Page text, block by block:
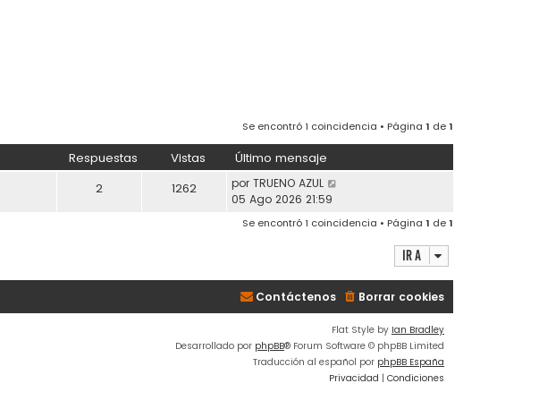
Se encontró 1 coincidencia • Página 1 de1
Respuestas Vistas Último mensaje
2 1262 por TRUENO AZUL
05 Ago 2026 21:59
Se encontró 1 coincidencia • Página 1 de1
Ir a
Borrar cookies
Contáctenos
Flat Style by Ian Bradley
Desarrollado por phpBB® Forum Software © phpBB Limited
Traducción al español por phpBB España
Privacidad | Condiciones